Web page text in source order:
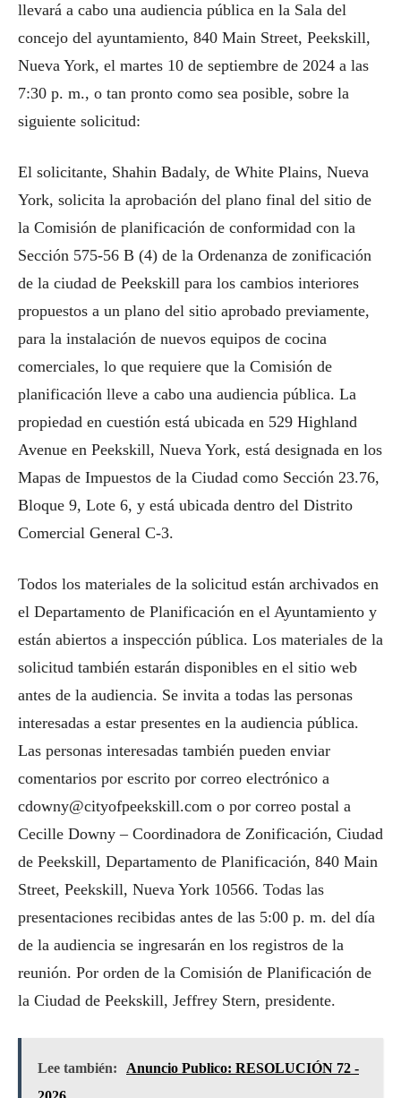
llevará a cabo una audiencia pública en la Sala del
concejo del ayuntamiento, 840 Main Street, Peekskill,
Nueva York, el martes 10 de septiembre de 2024 a las
7:30 p. m., o tan pronto como sea posible, sobre la
siguiente solicitud:
El solicitante, Shahin Badaly, de White Plains, Nueva
York, solicita la aprobación del plano final del sitio de
la Comisión de planificación de conformidad con la
Sección 575-56 B (4) de la Ordenanza de zonificación
de la ciudad de Peekskill para los cambios interiores
propuestos a un plano del sitio aprobado previamente,
para la instalación de nuevos equipos de cocina
comerciales, lo que requiere que la Comisión de
planificación lleve a cabo una audiencia pública. La
propiedad en cuestión está ubicada en 529 Highland
Avenue en Peekskill, Nueva York, está designada en los
Mapas de Impuestos de la Ciudad como Sección 23.76,
Bloque 9, Lote 6, y está ubicada dentro del Distrito
Comercial General C-3.
Todos los materiales de la solicitud están archivados en
el Departamento de Planificación en el Ayuntamiento y
están abiertos a inspección pública. Los materiales de la
solicitud también estarán disponibles en el sitio web
antes de la audiencia. Se invita a todas las personas
interesadas a estar presentes en la audiencia pública.
Las personas interesadas también pueden enviar
comentarios por escrito por correo electrónico a
cdowny@cityofpeekskill.com o por correo postal a
Cecille Downy – Coordinadora de Zonificación, Ciudad
de Peekskill, Departamento de Planificación, 840 Main
Street, Peekskill, Nueva York 10566. Todas las
presentaciones recibidas antes de las 5:00 p. m. del día
de la audiencia se ingresarán en los registros de la
reunión. Por orden de la Comisión de Planificación de
la Ciudad de Peekskill, Jeffrey Stern, presidente.
Lee también:
Anuncio Publico: RESOLUCIÓN 72 -